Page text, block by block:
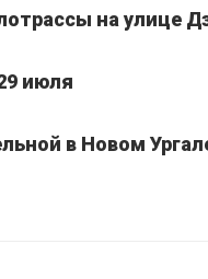
на улице
июля
в Новом